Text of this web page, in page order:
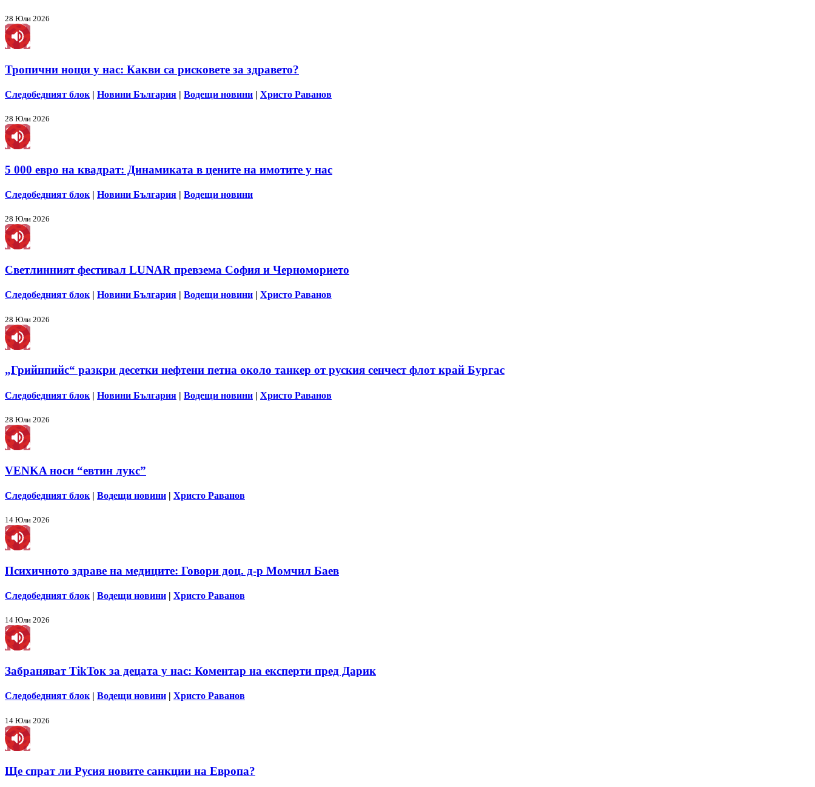
28 Юли 2026
Тропични нощи у нас: Какви са рисковете за здравето?
Следобедният блок | Новини България | Водещи новини | Христо Раванов
28 Юли 2026
5 000 евро на квадрат: Динамиката в цените на имотите у нас
Следобедният блок | Новини България | Водещи новини
28 Юли 2026
Светлинният фестивал LUNAR превзема София и Черноморието
Следобедният блок| Новини България | Водещи новини | Христо Раванов
28 Юли 2026
„Грийнпийс“ разкри десетки нефтени петна около танкер от руския сенчест флот край Бургас
Следобедният блок | Новини България | Водещи новини | Христо Раванов
28 Юли 2026
VENKA носи “евтин лукс”
Следобедният блок | Водещи новини | Христо Раванов
14 Юли 2026
Психичното здраве на медиците: Говори доц. д-р Момчил Баев
Следобедният блок | Водещи новини | Христо Раванов
14 Юли 2026
Забраняват TikToк за децата у нас: Коментар на експерти пред Дарик
Следобедният блок| Водещи новини | Христо Раванов
14 Юли 2026
Ще спрат ли Русия новите санкции на Европа?